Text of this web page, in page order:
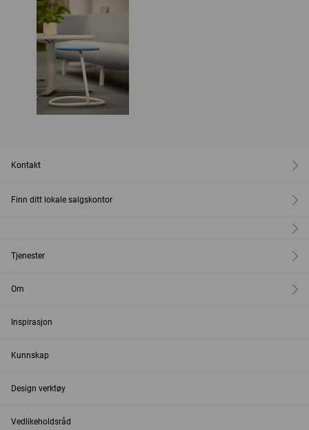
Kontakt
Finn ditt lokale salgskontor
Tjenester
Om
Inspirasjon
Kunnskap
Design verktøy
Vedlikeholdsråd